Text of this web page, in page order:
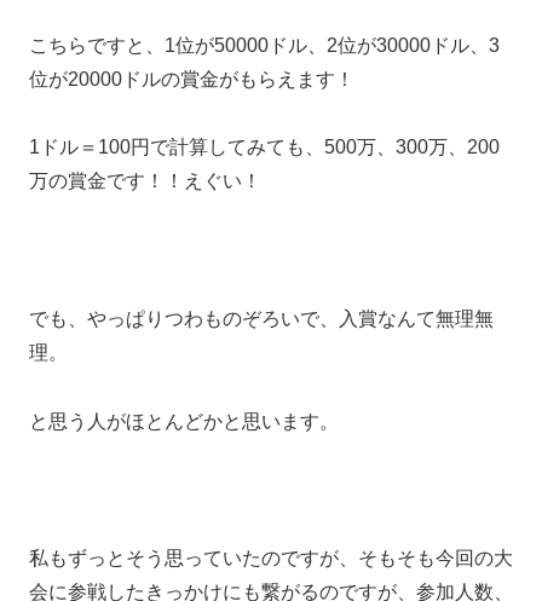
こちらですと、1位が50000ドル、2位が30000ドル、3
位が20000ドルの賞金がもらえます！
1ドル＝100円で計算してみても、500万、300万、200
万の賞金です！！えぐい！
でも、やっぱりつわものぞろいで、入賞なんて無理無
理。
と思う人がほとんどかと思います。
私もずっとそう思っていたのですが、そもそも今回の大
会に参戦したきっかけにも繋がるのですが、参加人数、